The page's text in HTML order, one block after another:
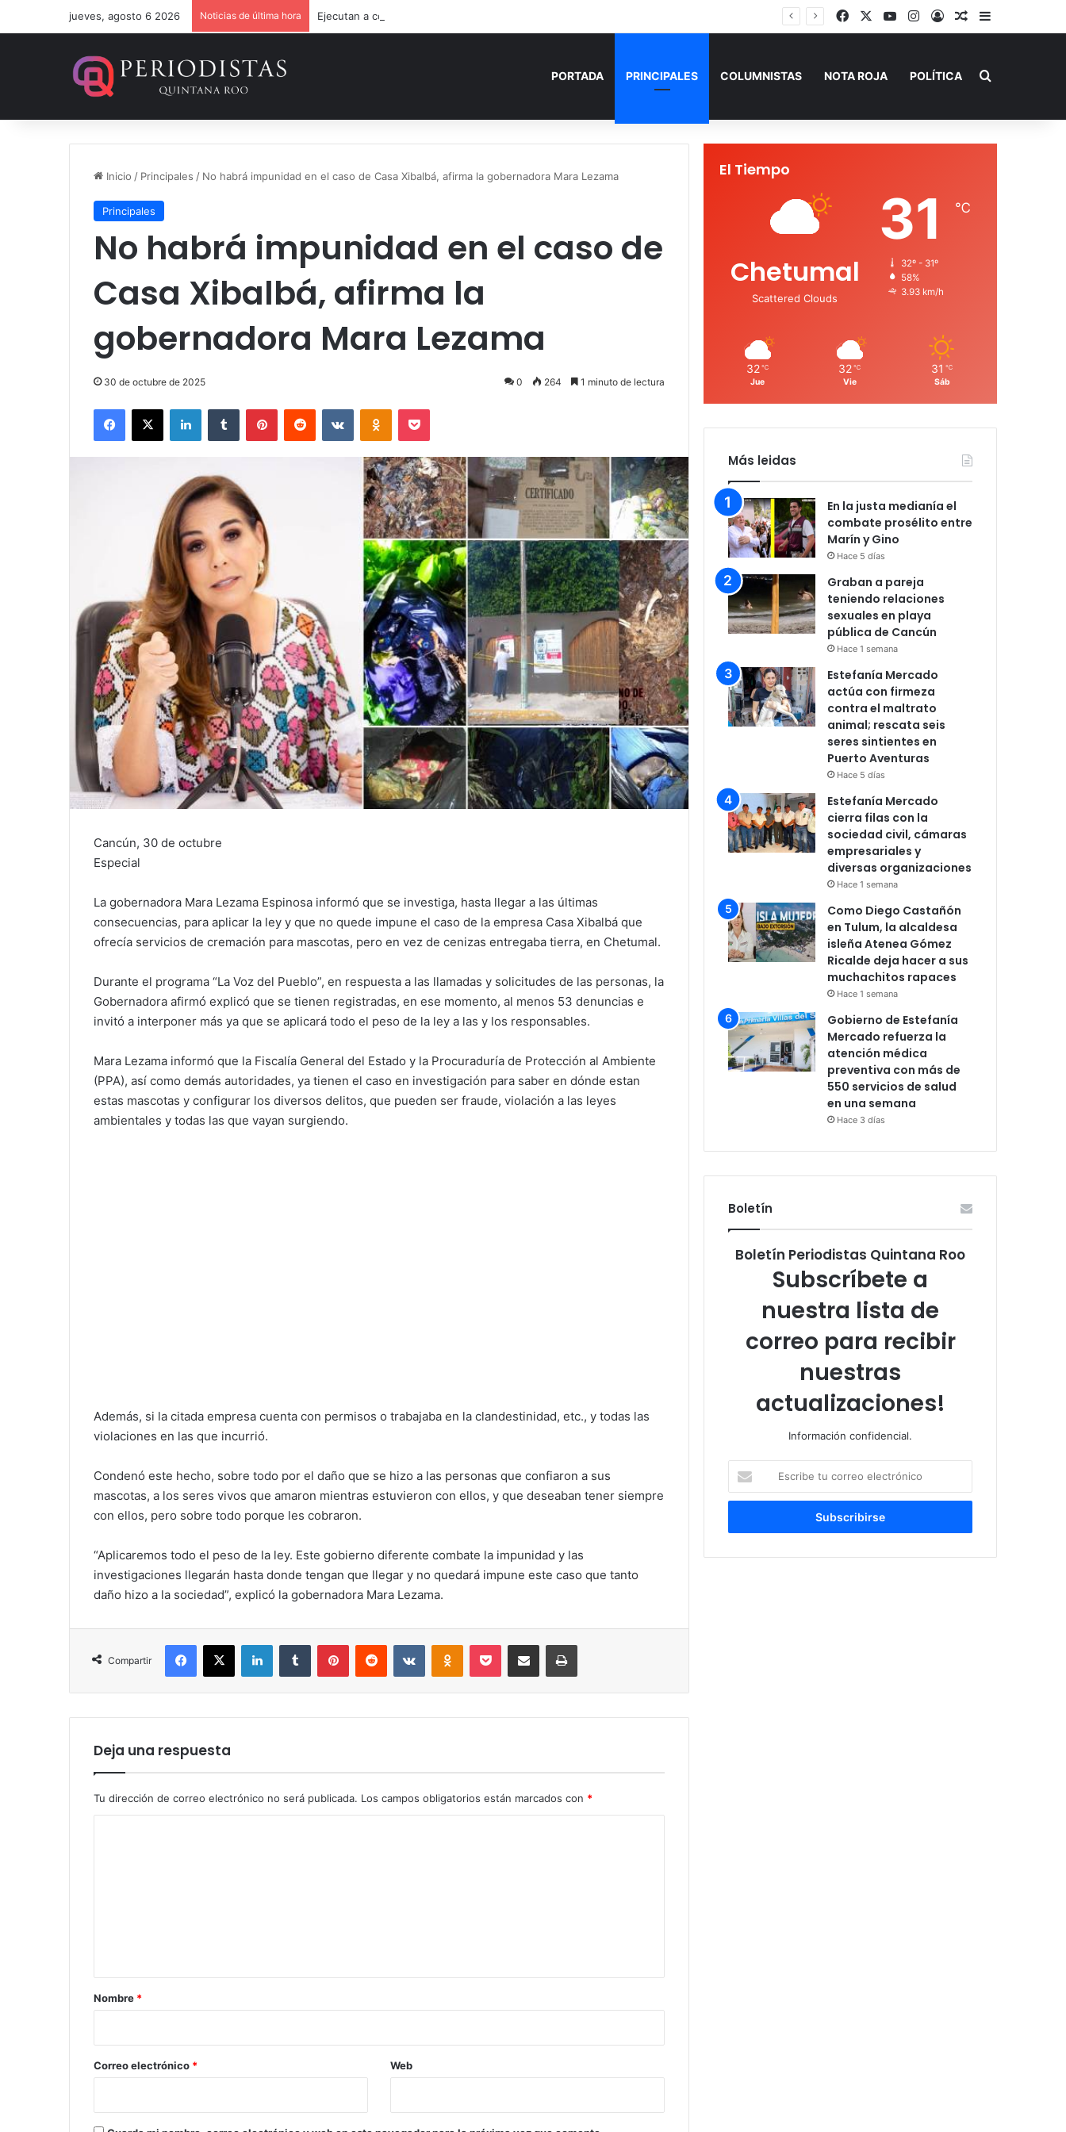
jueves, agosto 6 2026 Noticias de última hora Ejecutan a conductor de un lujoso auto en Tulum FacebookYouTubeInstagram
AccesoPublicación al
Barra lateral
PORTADA PRINCIPALES COLUMNISTAS NOTA ROJA POLÍTICA Buscar por
Inicio / Principales / No habrá impunidad en el caso de Casa Xibalbá, afirma la gobernadora Mara Lezama
Principales
No habrá impunidad en el caso de
Casa Xibalbá, afirma la
gobernadora Mara Lezama
30 de octubre de 2025 0 264 1 minuto de lectura
Facebook
X LinkedInTumblr PinterestReddit VKontakteOdnoklassniki
Pocket
Cancún, 30 de octubre
Especial
La gobernadora Mara Lezama Espinosa informó que se investiga, hasta llegar a las últimas
consecuencias, para aplicar la ley y que no quede impune el caso de la empresa Casa Xibalbá que
ofrecía servicios de cremación para mascotas, pero en vez de cenizas entregaba tierra, en Chetumal.
Durante el programa “La Voz del Pueblo”, en respuesta a las llamadas y solicitudes de las personas, la
Gobernadora afirmó explicó que se tienen registradas, en ese momento, al menos 53 denuncias e
invitó a interponer más ya que se aplicará todo el peso de la ley a las y los responsables.
Mara Lezama informó que la Fiscalía General del Estado y la Procuraduría de Protección al Ambiente
(PPA), así como demás autoridades, ya tienen el caso en investigación para saber en dónde estan
estas mascotas y configurar los diversos delitos, que pueden ser fraude, violación a las leyes
ambientales y todas las que vayan surgiendo.
Además, si la citada empresa cuenta con permisos o trabajaba en la clandestinidad, etc., y todas las
violaciones en las que incurrió.
Condenó este hecho, sobre todo por el daño que se hizo a las personas que confiaron a sus
mascotas, a los seres vivos que amaron mientras estuvieron con ellos, y que deseaban tener siempre
con ellos, pero sobre todo porque les cobraron.
“Aplicaremos todo el peso de la ley. Este gobierno diferente combate la impunidad y las
investigaciones llegarán hasta donde tengan que llegar y no quedará impune este caso que tanto
daño hizo a la sociedad”, explicó la gobernadora Mara Lezama.
Compartir
Facebook
X LinkedInTumblr PinterestReddit VKontakteOdnoklassniki
Pocket Compartir por correo electrónicoImprimir
Deja una respuesta
Tu dirección de correo electrónico no será publicada. Los campos obligatorios están marcados con *
r
*
Nombre *
Correo electrónico * Web
El Tiempo
Chetumal
Scattered Clouds
31 ℃
32º - 31º
58%
3.93 km/h
32 ℃
Jue
32 ℃
Vie
31 ℃
Sáb
Más leidas
En la justa medianía el
combate prosélito entre
Marín y Gino
Hace 5 días
Graban a pareja
teniendo relaciones
sexuales en playa
pública de Cancún
Hace 1 semana
Estefanía Mercado
actúa con firmeza
contra el maltrato
animal; rescata seis
seres sintientes en
Puerto Aventuras
Hace 5 días
Estefanía Mercado
cierra filas con la
sociedad civil, cámaras
empresariales y
diversas organizaciones
Hace 1 semana
Como Diego Castañón
en Tulum, la alcaldesa
isleña Atenea Gómez
Ricalde deja hacer a sus
muchachitos rapaces
Hace 1 semana
Gobierno de Estefanía
Mercado refuerza la
atención médica
preventiva con más de
550 servicios de salud
en una semana
Hace 3 días
Boletín
Boletín Periodistas Quintana Roo
Subscríbete a
nuestra lista de
correo para recibir
nuestras
actualizaciones!
Información confidencial.
tu
correo